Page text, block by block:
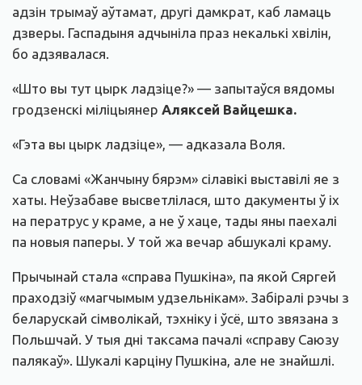
адзін трымаў аўтамат, другі дамкрат, каб ламаць
дзверы. Гаспадыня адчыніла праз некалькі хвілін,
бо адзявалася.
«Што вы тут цырк ладзіце?» — запытаўся вядомы
гродзенскі міліцыянер Аляксей Вайцешка.
«Гэта вы цырк ладзіце», — адказала Воля.
Са словамі «Жанчыну бярэм» сілавікі выставілі яе з
хаты. Неўзабаве высветлілася, што дакументы ў іх
на ператрус у краме, а не ў хаце, тады яны паехалі
па новыя паперы. У той жа вечар абшукалі краму.
Прычынай стала «справа Пушкіна», па якой Сяргей
праходзіў «магчымым удзельнікам». Забіралі рэчы з
беларускай сімволікай, тэхніку і ўсё, што звязана з
Польшчай. У тыя дні таксама пачалі «справу Саюзу
палякаў». Шукалі карціну Пушкіна, але не знайшлі.